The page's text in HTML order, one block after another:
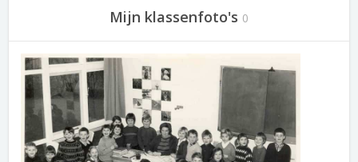
Mijn klassenfoto's 0